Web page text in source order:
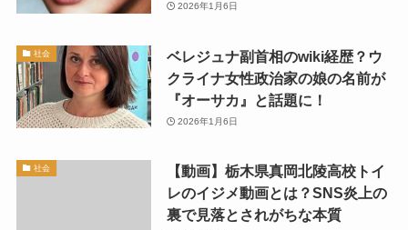
2026年1月6日
社会
ベレジュナ副首相のwiki経歴？ウ
クライナ女性政治家の娘の名前が
『オーサカ』と話題に！
2026年1月6日
社会
【動画】栃木県真岡北陵高校トイ
レのイジメ動画とは？SNS炎上の
裏で見落とされがちな本質